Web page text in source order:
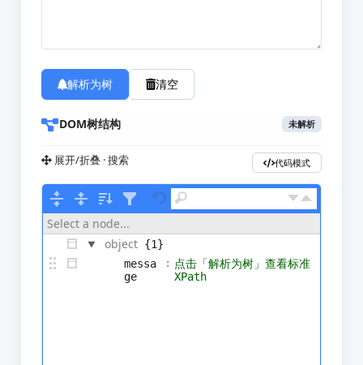
解析为树 清空
DOM树结构 未解析
展开/折叠 · 搜索 代码模式
Select a node...
object {1}
messa
ge
: 点击「解析为树」查看标准
XPath